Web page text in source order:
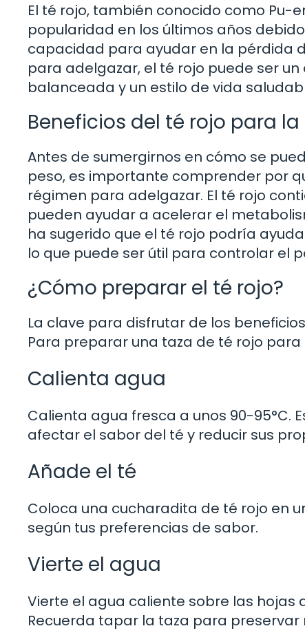
El té rojo, también conocido como Pu-
popularidad en los últimos años
capacidad para ayudar en la pérdida
para adelgazar, el té rojo puede ser
balanceada y un estilo de vida
Beneficios del té rojo para
Antes de sumergirnos en cómo se
peso, es importante comprender por
régimen para adelgazar. El té rojo
pueden ayudar a acelerar el
ha sugerido que el té rojo podría
lo que puede ser útil para controlar el
¿Cómo preparar el té rojo?
La clave para disfrutar de los
Para preparar una taza de té rojo
Calienta agua
Calienta agua fresca a unos 90-95°C.
afectar el sabor del té y reducir sus
Añade el té
Coloca una cucharadita de té rojo en
según tus preferencias de sabor.
Vierte el agua
Vierte el agua caliente sobre las
Recuerda tapar la taza para